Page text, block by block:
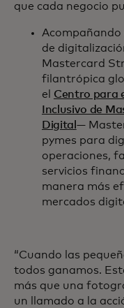
que cada negocio
Acompañando
de
Mastercard
filantrópica
el Centro para
Inclusivo de
Digital —
pymes para
operaciones,
servicios
manera más
mercados
“Cuando las
todos ganamos.
más que una
un llamado a la